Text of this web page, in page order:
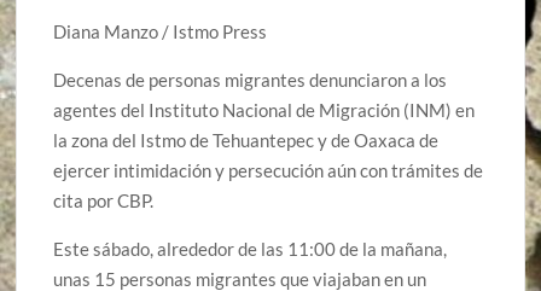
Diana Manzo / Istmo Press
Decenas de personas migrantes denunciaron a los
agentes del Instituto Nacional de Migración (INM) en
la zona del Istmo de Tehuantepec y de Oaxaca de
ejercer intimidación y persecución aún con trámites de
cita por CBP.
Este sábado, alrededor de las 11:00 de la mañana,
unas 15 personas migrantes que viajaban en un